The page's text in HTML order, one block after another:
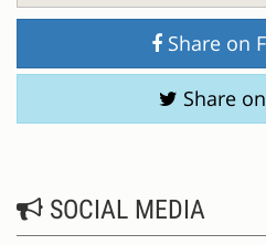
Share on
Share
SOCIAL MEDIA